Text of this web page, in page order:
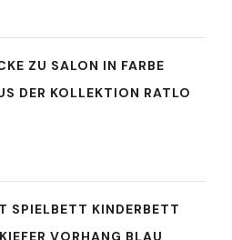
ZU SALON IN FARBE
DER KOLLEKTION RATLO
SPIELBETT KINDERBETT
VORHANG BLAU